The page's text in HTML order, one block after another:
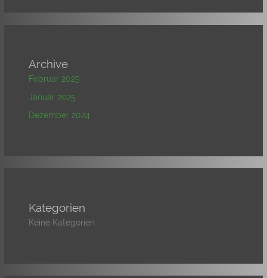
Archive
Februar 2025
Januar 2025
Dezember 2024
Kategorien
Keine Kategorien